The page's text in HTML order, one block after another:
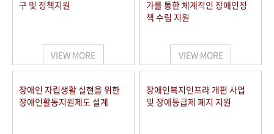
구 및 정책지원
VIEW MORE
가를 통한 체계적인 장애인정
책 수립 지원
VIEW MORE
장애인 자립생활 실현을 위한
장애인활동지원제도 설계
장애인복지인프라 개편 사업
및 장애등급제 폐지 지원